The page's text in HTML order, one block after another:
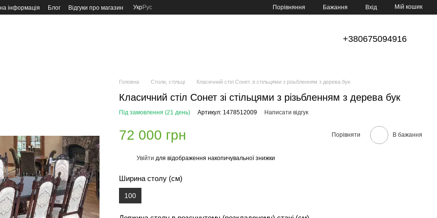
інформація Блог Відгуки про магазин УкрРус Порівняння Бажання Вхід Мій кошик
+380675094916
Головна Столи, стільці Класичний стіл Сонет зі стільцями з різьбленням з дерева бук
Класичний стіл Сонет зі стільцями з різьбленням з дерева бук
Під замовлення (21 день) Артикул: 1478512009 Написати відгук
72 000 грн Порівняти В бажання
Увійти для відображення накопичувальної знижки
Ширина столу (см)
100